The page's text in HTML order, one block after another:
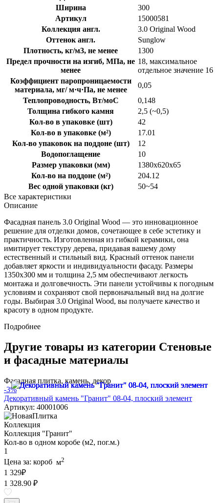
Ширина
300
Артикул
15000581
Коллекция англ.
3.0 Original Wood
Оттенок англ.
Sunglow
Плотность, кг/м3, не менее
1300
Предел прочности на изгиб, МПа, не
менее
18, максимальное
отдельное значение 16
Коэффициент паропроницаемости
материала, мг/ м·ч·Па, не менее
0,05
Теплопроводность, Вт/моС
0,148
Толщина гибкого камня
2,5 (~0,5)
Кол-во в упаковке (шт)
42
Кол-во в упаковке (м²)
17.01
Кол-во упаковок на поддоне (шт)
12
Водопоглащение
10
Размер упаковки (мм)
1380x620x65
Кол-во на поддоне (м²)
204.12
Вес одной упаковки (кг)
50~54
Все характеристики
Описание
Фасадная панель 3.0 Original Wood — это инновационное
решение для отделки домов, сочетающее в себе эстетику и
практичность. Изготовленная из гибкой керамики, она
имитирует текстуру дерева, придавая вашему дому
естественный и стильный вид. Красный оттенок панели
добавляет яркости и индивидуальности фасаду. Размеры
1350x300 мм и толщина 2,5 мм обеспечивают легкость
монтажа и долговечность. Эти панели устойчивы к погодным
условиям и сохраняют свой первоначальный вид на долгие
годы. Выбирая 3.0 Original Wood, вы получаете качество и
красоту в одном продукте.
Подробнее
Другие товары из категории Стеновые
и фасадные материалы
Фасадная плитка, камень, декор
-3%
Декоративный камень "Гранит" 08-04, плоский элемент
Артикул: 40001006
Коллекция
Коллекция "Гранит"
Кол-во в одном коробе (м2, пог.м.)
1
Цена за: короб м2
1 329₽
1 328.90 ₽